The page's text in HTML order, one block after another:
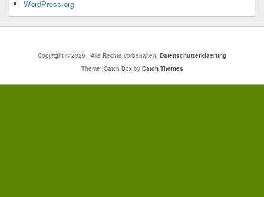
WordPress.org
Copyright © 2026 . Alle Rechte vorbehalten. Datenschutzerklaerung
Theme: Catch Box by Catch Themes